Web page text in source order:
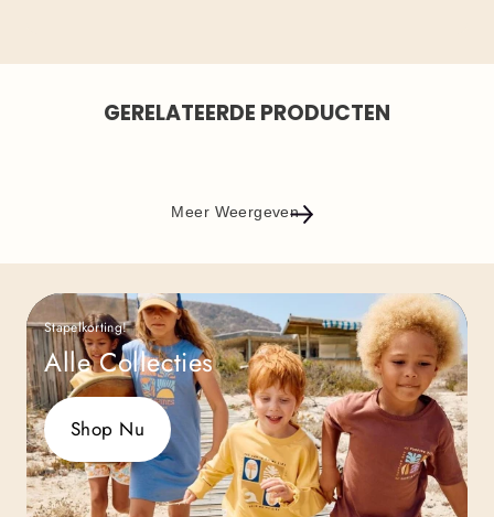
GERELATEERDE PRODUCTEN
Meer Weergeven
Stapelkorting!
Alle Collecties
Shop Nu